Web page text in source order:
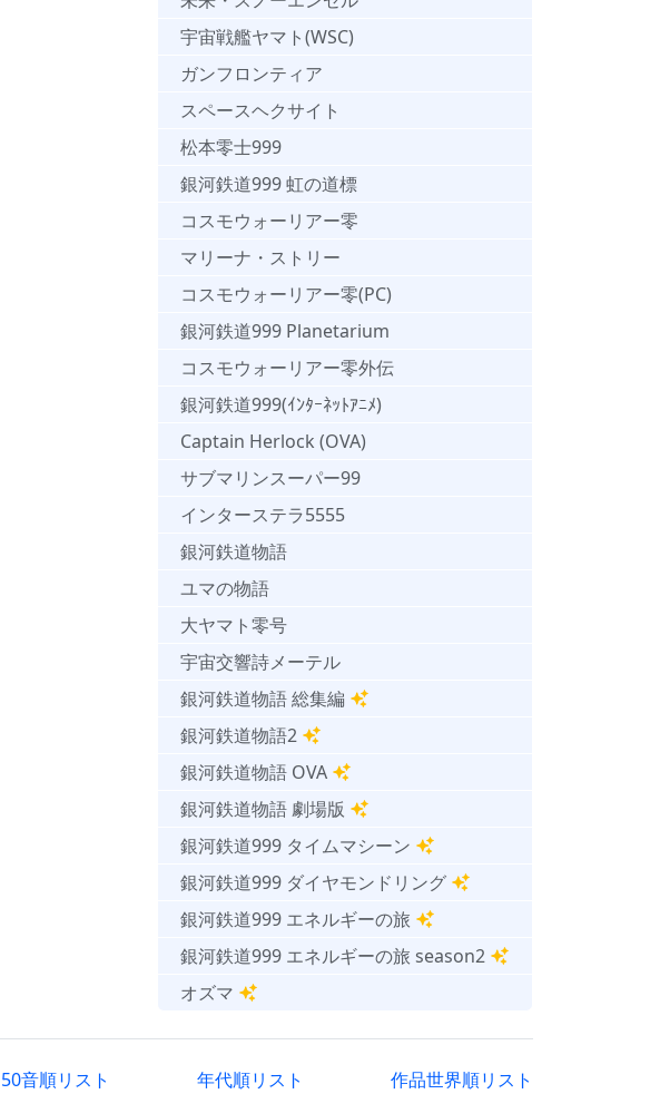
宇宙戦艦ヤマト(WSC)
ガンフロンティア
スペースヘクサイト
松本零士999
銀河鉄道999 虹の道標
コスモウォーリアー零
マリーナ・ストリー
コスモウォーリアー零(PC)
銀河鉄道999 Planetarium
コスモウォーリアー零外伝
銀河鉄道999(ｲﾝﾀｰﾈｯﾄｱﾆﾒ)
Captain Herlock (OVA)
サブマリンスーパー99
インターステラ5555
銀河鉄道物語
ユマの物語
大ヤマト零号
宇宙交響詩メーテル
銀河鉄道物語 総集編
銀河鉄道物語2
銀河鉄道物語 OVA
銀河鉄道物語 劇場版
銀河鉄道999 タイムマシーン
銀河鉄道999 ダイヤモンドリング
銀河鉄道999 エネルギーの旅
銀河鉄道999 エネルギーの旅 season2
オズマ
50音順リスト 年代順リスト 作品世界順リスト